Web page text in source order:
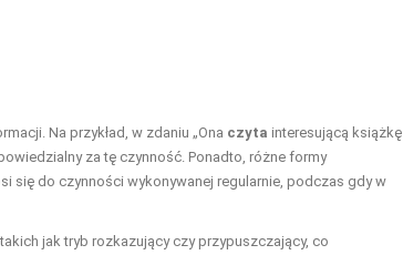
Na przykład, w zdaniu „Ona czyta interesującą książkę
za tę czynność. Ponadto, różne formy
się do czynności wykonywanej regularnie, podczas gdy w
jak tryb rozkazujący czy przypuszczający, co